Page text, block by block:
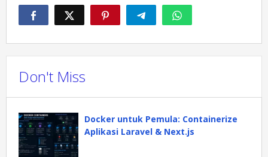
Don't Miss
Docker untuk Pemula: Containerize
Aplikasi Laravel & Next.js